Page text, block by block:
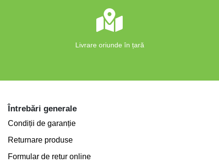
Livrare oriunde în țară
Întrebări generale
Condiții de garanție
Returnare produse
Formular de retur online